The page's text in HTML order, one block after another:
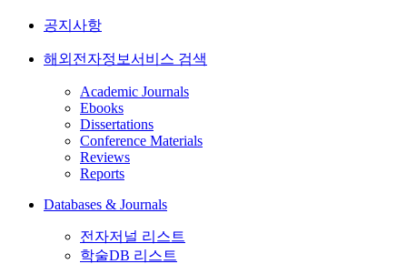
공지사항
해외전자정보서비스 검색
Academic Journals
Ebooks
Dissertations
Conference Materials
Reviews
Reports
Databases & Journals
전자저널 리스트
학술DB 리스트